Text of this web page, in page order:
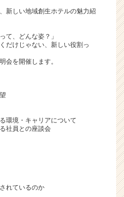
新しい地域創生ホテルの魅力紹
て、どんな姿？」
だけじゃない、新しい役割っ
会を開催します。
環境・キャリアについて
社員との座談会
れているのか